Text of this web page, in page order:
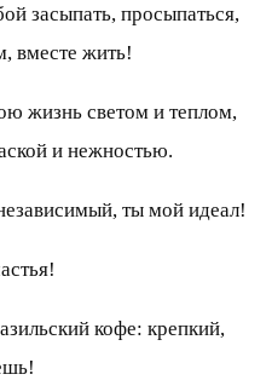
засыпать, просыпаться,
вместе жить!
жизнь светом и теплом,
и нежностью.
ты мой идеал!
кофе: крепкий,